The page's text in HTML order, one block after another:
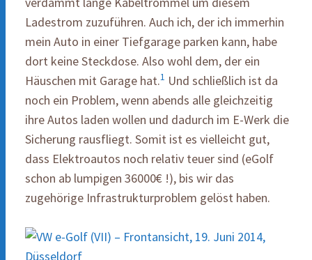
Ladestrom zuzuführen. Auch ich, der ich immerhin
mein Auto in einer Tiefgarage parken kann, habe
dort keine Steckdose. Also wohl dem, der ein
Häuschen mit Garage hat.1 Und schließlich ist da
noch ein Problem, wenn abends alle gleichzeitig
ihre Autos laden wollen und dadurch im E-Werk die
Sicherung rausfliegt. Somit ist es vielleicht gut,
dass Elektroautos noch relativ teuer sind (eGolf
schon ab lumpigen 36000€ !), bis wir das
zugehörige Infrastrukturproblem gelöst haben.